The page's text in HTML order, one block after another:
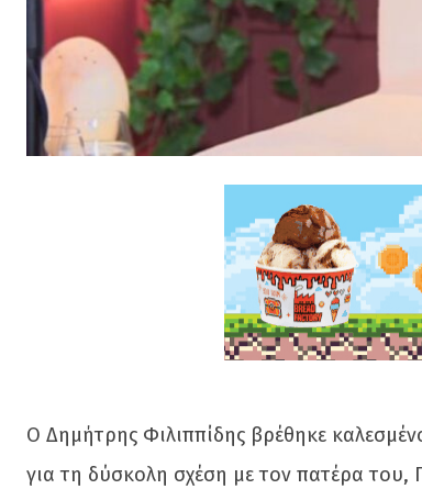
Ο Δημήτρης Φιλιππίδης βρέθηκε
για τη δύσκολη σχέση με τον πατέρα του,